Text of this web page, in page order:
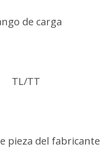
de carga
TL/TT
pieza del fabricante